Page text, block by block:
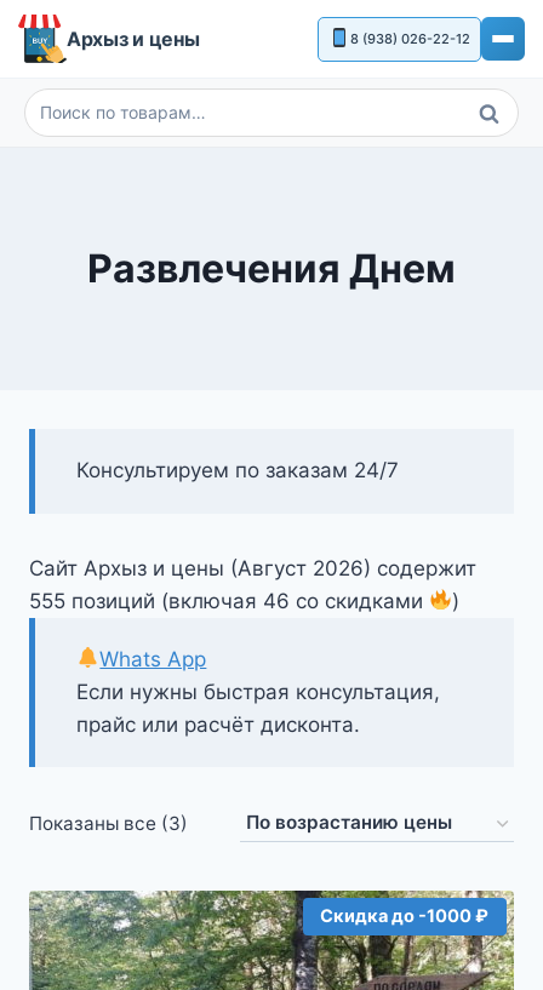
Перейти
Архыз и цены 8 (938) 026-22-12
Искать:
Поиск
Развлечения Днем
Консультируем по заказам 24/7
Сайт Архыз и цены (Август 2026) содержит
555 позиций (включая 46 со скидками
)
Если нужны быстрая консультация,
прайс или расчёт дисконта.
Whats App
Показаны все (3)
возрастанию
Скидка до -1000 ₽